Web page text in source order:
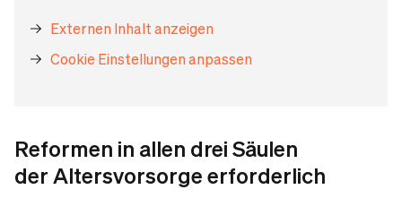
Externen Inhalt anzeigen
Cookie Einstellungen anpassen
Reformen in allen drei Säulen
der Altersvorsorge erforderlich